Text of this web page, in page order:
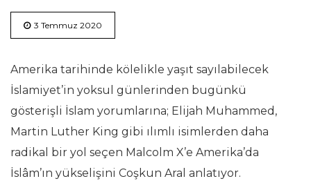
3 Temmuz 2020
Amerika tarihinde kölelikle yaşıt sayılabilecek
İslamiyet’in yoksul günlerinden bugünkü
gösterişli İslam yorumlarına; Elijah Muhammed,
Martin Luther King gibi ılımlı isimlerden daha
radikal bir yol seçen Malcolm X’e Amerika’da
İslâm’ın yükselişini Coşkun Aral anlatıyor.